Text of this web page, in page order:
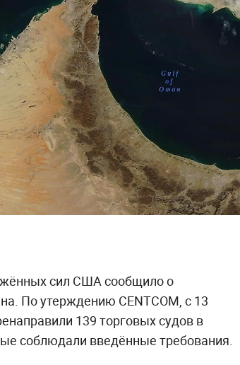
сил США сообщило о
По утерждению CENTCOM, с 13
139 торговых судов в
соблюдали введённые требования.